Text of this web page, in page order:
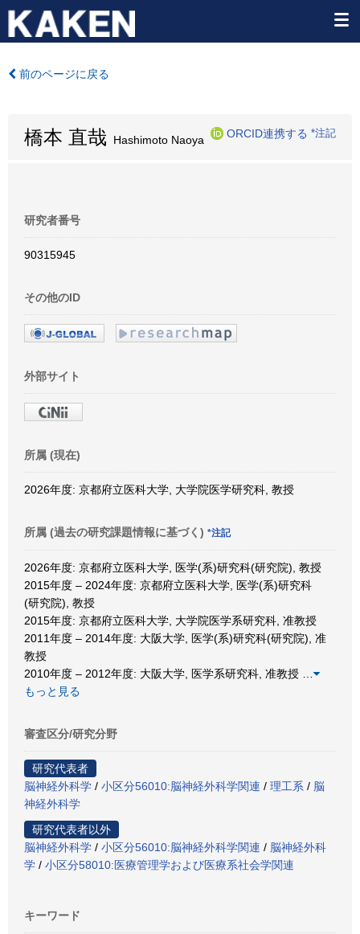
前のページに戻る
橋本 直哉 Hashimoto Naoya
ORCID連携する *注記
研究者番号
90315945
その他のID
外部サイト
所属 (現在)
2026年度: 京都府立医科大学, 大学院医学研究科, 教授
所属 (過去の研究課題情報に基づく) *注記
2026年度: 京都府立医科大学, 医学(系)研究科(研究院), 教授
2015年度 – 2024年度: 京都府立医科大学, 医学(系)研究科
(研究院), 教授
2015年度: 京都府立医科大学, 大学院医学系研究科, 准教授
2011年度 – 2014年度: 大阪大学, 医学(系)研究科(研究院), 准
教授
2010年度 – 2012年度: 大阪大学, 医学系研究科, 准教授
もっと見る
審査区分/研究分野
研究代表者
脳神経外科学 / 小区分56010:脳神経外科学関連 / 理工系 / 脳
神経外科学
研究代表者以外
脳神経外科学 / 小区分56010:脳神経外科学関連 / 脳神経外科
学 / 小区分58010:医療管理学および医療系社会学関連
キーワード